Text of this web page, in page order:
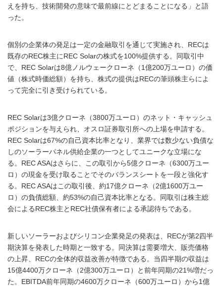
えを持ち、技術開発の意味で最前線にとどまることになる」と語
った。
個別の企業体の発足は一定の金融取引を通じて実施され、RECは
既存のREC株主にREC Solarの株式を100%提供する。同取引中
で、REC Solarは8億ノルウェークローネ（1億200万ユーロ）の価
値（株式時価総額）を持ち、株式の提供はRECの筆頭株主らによ
って完全に引き受けられている。
REC Solarは3億クローネ（3800万ユーロ）のネット・キャッシュ
ポジションを与えられ、オスロ証券取引所への上場を申請する。
REC Solarは67%の自己資本比率となり、業界では数少ない負債な
しのソーラーパネル供給企業の一つとしてユニークな立場にな
る。REC ASAはさらに、この取引から5億クローネ（6300万ユー
ロ）の現金を受け取ることでそのバランスシートを一段と強化す
る。REC ASAはこの取引後、約17億クローネ（2億1600万ユー
ロ）の負債総額、約53%の自己資本比率となる。同取引は株主総
会によるREC株主とREC社債保有者による承認待ちである。
新しいソーラーおよびシリコン企業発足の発表は、RECが第2四半
期決算を発表した時期と一致する。同決算は需要増大、販売価格
の上昇、RECの全体的収益改善が特徴である。当四半期の収益は
15億4400万クローネ（2億300万ユーロ）と前年同期の21%増だっ
た。EBITDA前年同期の4600万クローネ（600万ユーロ）から1億